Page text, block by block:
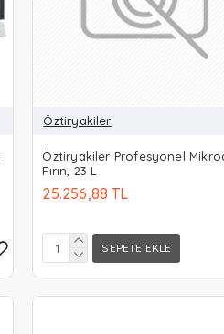
Öztiryakiler
Öztiryakiler Profesyonel
Fırın, 23 L
25.256,88 TL
SEPETE EKLE